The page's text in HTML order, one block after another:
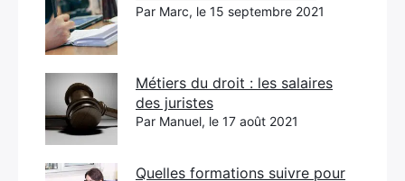
Par Marc, le 15 septembre 2021
Métiers du droit : les salaires
des juristes
Par Manuel, le 17 août 2021
Quelles formations suivre pour